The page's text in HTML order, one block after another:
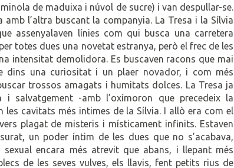
de maduixa i núvol de sucre) i van despullar-se.
amb l’altra buscant la companyia. La Tresa i la Sílvia
assenyalaven línies com qui busca una carretera
totes dues una novetat estranya, però el frec de les
intensitat demolidora. Es buscaven racons que mai
dins una curiositat i un plaer novador, i com més
trossos amagats i humitats dolces. La Tresa ja
salvatgement -amb l’oxímoron que precedeix la
les cavitats més intimes de la Sílvia. I allò era com el
plagat de misteris i místicament infinits. Estaven
un poder íntim de les dues que no s’acabava,
encara més atrevit que abans, i llepant més
de les seves vulves, els llavis, fent petits rius de